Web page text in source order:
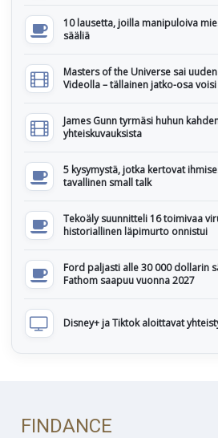
10 lausetta, joilla manipuloiva
sääliä
Masters of the Universe sai
Videolla – tällainen jatko-osa
James Gunn tyrmäsi huhun
yhteiskuvauksista
5 kysymystä, jotka kertovat
tavallinen small talk
Tekoäly suunnitteli 16 toimivaa
historiallinen läpimurto onnistui
Ford paljasti alle 30 000 dollarin
Fathom saapuu vuonna 2027
Disney+ ja Tiktok aloittavat
FINDANCE